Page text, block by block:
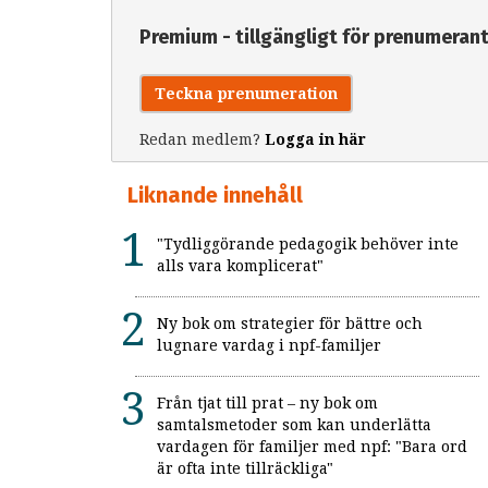
Premium - tillgängligt för
Teckna prenumeration
Redan medlem? Logga in här
Liknande innehåll
"Tydliggörande pedagogik behöver inte
alls vara komplicerat"
Ny bok om strategier för bättre och
lugnare vardag i npf-familjer
Från tjat till prat – ny bok om
samtalsmetoder som kan underlätta
vardagen för familjer med npf: "Bara ord
är ofta inte tillräckliga"